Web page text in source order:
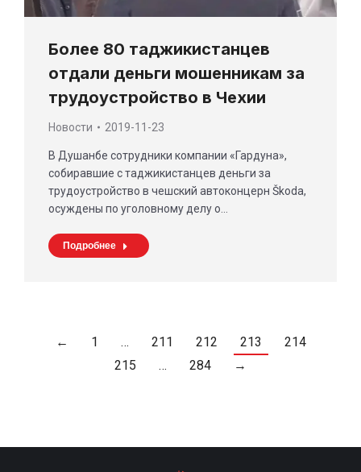
Более 80 таджикистанцев
отдали деньги мошенникам за
трудоустройство в Чехии
Новости 2019-11-23
В Душанбе сотрудники компании «Гардуна»,
собиравшие с таджикистанцев деньги за
трудоустройство в чешский автоконцерн Škoda,
осуждены по уголовному делу о…
Подробнее
← 1 … 211 212 213
214
215
… 284 →